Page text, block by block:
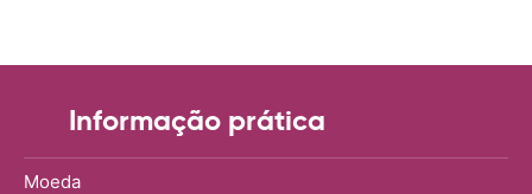
Informação prática
Moeda